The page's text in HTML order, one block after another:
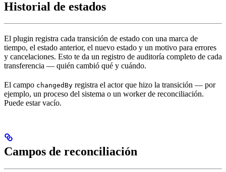
Historial de estados
El plugin registra cada transición de estado con una marca de
tiempo, el estado anterior, el nuevo estado y un motivo para errores
y cancelaciones. Esto te da un registro de auditoría completo de cada
transferencia — quién cambió qué y cuándo.
El campo changedBy registra el actor que hizo la transición — por
ejemplo, un proceso del sistema o un worker de reconciliación.
Puede estar vacío.
Campos de reconciliación